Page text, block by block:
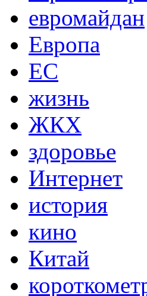
евромайдан
Европа
ЕС
жизнь
ЖКХ
здоровье
Интернет
история
кино
Китай